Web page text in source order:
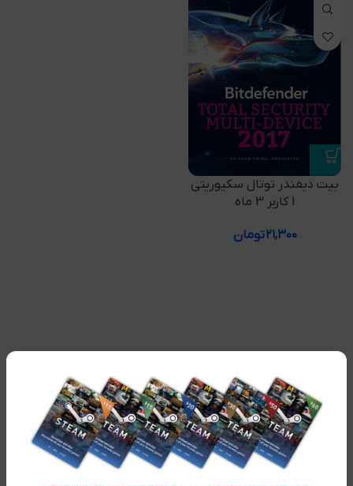
بیت دیفندر توتال سکیوریتی
1 کاربر 3 ماه
۲۱,۳۰۰تومان